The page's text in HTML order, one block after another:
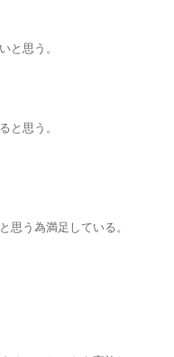
と思う。
と思う。
思う為満足している。